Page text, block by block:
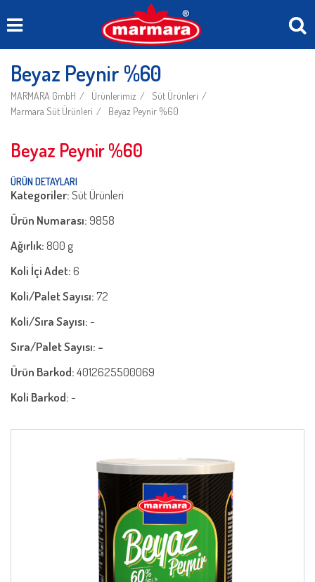
Beyaz Peynir %60
MARMARA GmbH Ürünlerimiz
Süt Ürünleri
Marmara Süt Ürünleri
Beyaz Peynir %60
Beyaz Peynir %60
ÜRÜN DETAYLARI
Kategoriler:Süt Ürünleri
Ürün Numarası:9858
Ağırlık: 800 g
Koli İçi Adet:6
Koli/Palet Sayısı:72
Koli/Sıra Sayısı:-
Sıra/Palet Sayısı: -
Ürün Barkod:4012625500069
Koli Barkod:-